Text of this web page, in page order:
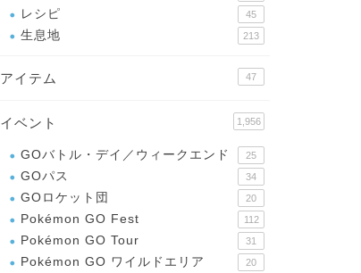
レシピ 45
生息地 213
アイテム 47
イベント 1,956
GOバトル・デイ／ウィークエンド 25
GOパス 34
GOロケット団 20
Pokémon GO Fest 112
Pokémon GO Tour 31
Pokémon GO ワイルドエリア 20